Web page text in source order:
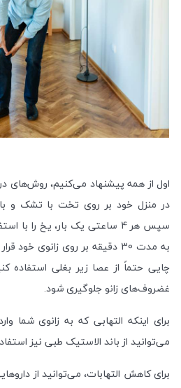
اول از همه پیشنهاد می‌کنیم، روش‌های
در منزل خود بر روی تخت با تشک و
سپس هر 4 ساعتی یک بار، یخ را
به مدت 30 دقیقه بر روی زانوی
چایی حتماً از عصا زیر بغلی استفاده
غضروف‌های زانو جلوگیری شود.
برای اینکه التهابی که به زانوی
می‌توانید از باند الاستیک طبی نیز
برای کاهش التهابات، می‌توانید از